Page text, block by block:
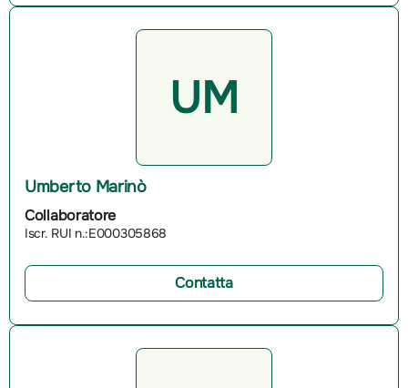
UM
Umberto Marinò
Collaboratore
Iscr. RUI n.:E000305868
Contatta